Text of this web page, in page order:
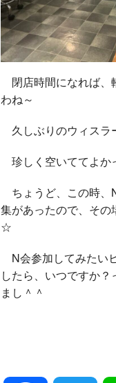
閉店時間になれば、
わね～
久しぶりのウィスラ
珍しく空いててよか
ちょうど、この時、
集があったので、その
☆
N会参加してみたい
したら、いつですか
まし＾＾